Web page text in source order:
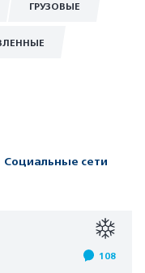
ГРУЗОВЫЕ
Социальные сети
108